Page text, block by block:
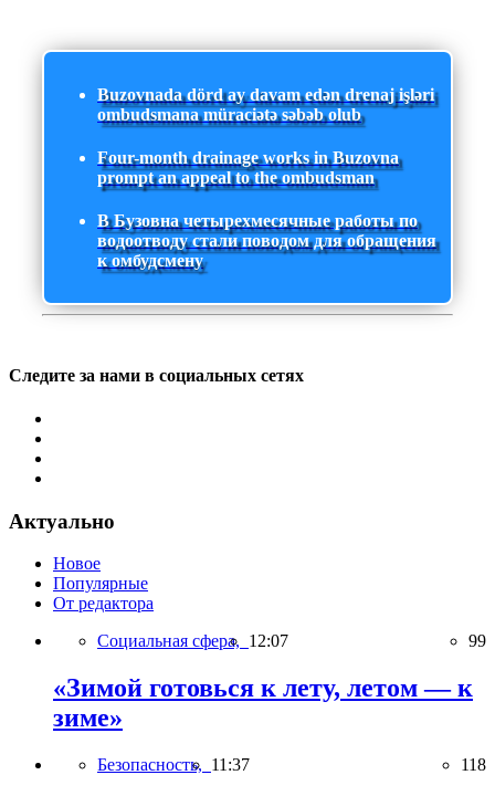
Buzovnada dörd ay davam edən drenaj işləri
ombudsmana müraciətə səbəb olub
Four-month drainage works in Buzovna
prompt an appeal to the ombudsman
В Бузовна четырехмесячные работы по
водоотводу стали поводом для обращения
к омбудсмену
Следите за нами в социальных сетях
Актуально
Новое
Популярные
От редактора
Социальная сфера, 12:07 99
«Зимой готовься к лету, летом — к
зиме»
Безопасность, 11:37 118